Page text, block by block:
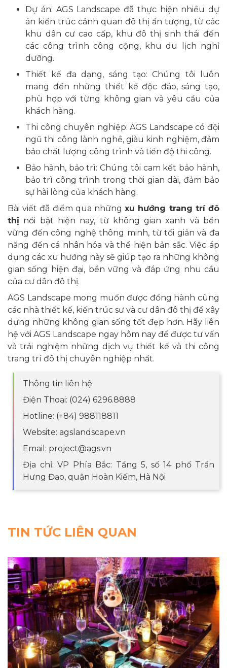
Dự án: AGS Landscape đã thực hiện nhiều dự
án kiến trúc cảnh quan đô thị ấn tượng, từ các
khu dân cư cao cấp, khu đô thị sinh thái đến
các công trình công cộng, khu du lịch nghỉ
dưỡng.
Thiết kế đa dạng, sáng tạo: Chúng tôi luôn
mang đến những thiết kế độc đáo, sáng tạo,
phù hợp với từng không gian và yêu cầu của
khách hàng.
Thi công chuyên nghiệp: AGS Landscape có đội
ngũ thi công lành nghề, giàu kinh nghiệm, đảm
bảo chất lượng công trình và tiến độ thi công.
Bảo hành, bảo trì: Chúng tôi cam kết bảo hành,
bảo trì công trình trong thời gian dài, đảm bảo
sự hài lòng của khách hàng.
Bài viết đã điểm qua nhữngxu hướng trang trí đô
thị nổi bật hiện nay, từ không gian xanh và bền
vững đến công nghệ thông minh, từ tối giản và đa
năng đến cá nhân hóa và thể hiện bản sắc. Việc áp
dụng các xu hướng này sẽ giúp tạo ra những không
gian sống hiện đại, bền vững và đáp ứng nhu cầu
của cư dân đô thị.
AGS Landscape mong muốn được đồng hành cùng
các nhà thiết kế, kiến trúc sư và cư dân đô thị để xây
dựng những không gian sống tốt đẹp hơn. Hãy liên
hệ với AGS Landscape ngay hôm nay để được tư vấn
và trải nghiệm những dịch vụ thiết kế và thi công
trang trí đô thị chuyên nghiệp nhất.
Thông tin liên hệ
Điện Thoại: (024) 6296.8888
Hotline: (+84) 988118811
Website: agslandscape.vn
Email: project@ags.vn
Địa chỉ: VP Phía Bắc: Tầng 5, số 14 phố Trần
Hưng Đạo, quận Hoàn Kiếm, Hà Nội
TIN TỨC LIÊN QUAN